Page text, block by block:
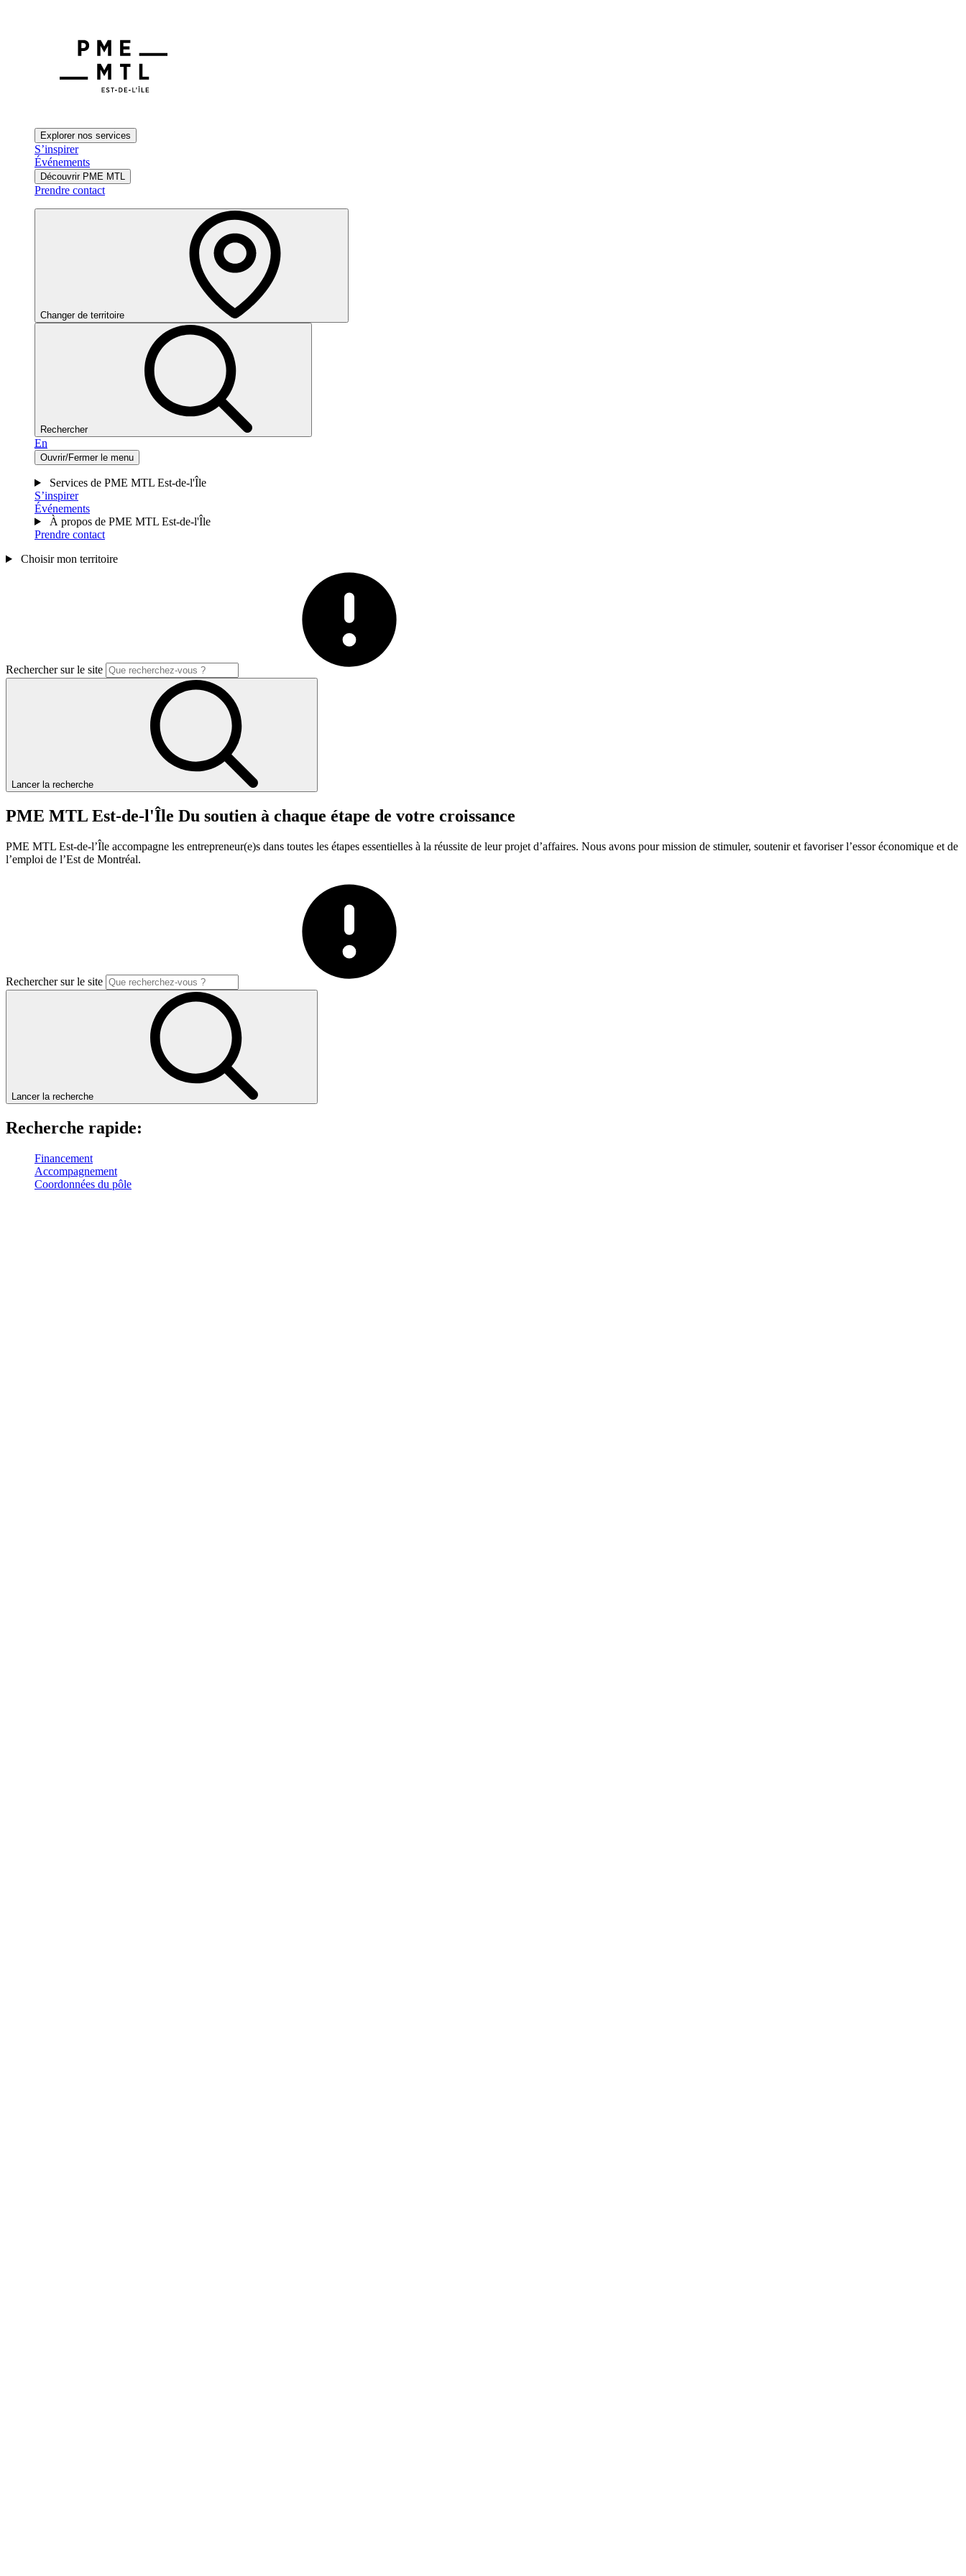
Explorer nos services
S’inspirer
Événements
Découvrir PME MTL
Prendre contact
Changer de territoire
Rechercher
En
Ouvrir/Fermer le menu
Services de PME MTL Est-de-l'Île
S’inspirer
Événements
À propos de PME MTL Est-de-l'Île
Prendre contact
Choisir mon territoire
Rechercher sur le site
Lancer la recherche
PME MTL Est-de-l'Île Du soutien à chaque étape de votre croissance
PME MTL Est-de-l’Île accompagne les entrepreneur(e)s dans toutes les étapes essentielles à la réussite de leur projet d’affaires. Nous avons pour mission de stimuler, soutenir et favoriser l’essor économique et de
l’emploi de l’Est de Montréal.
Rechercher sur le site
Lancer la recherche
Recherche rapide:
Financement
Accompagnement
Coordonnées du pôle